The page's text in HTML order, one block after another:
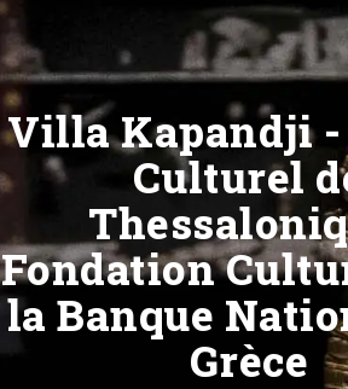
Villa Kapandji -
Culturel
Fondation
la Banque
Grèce